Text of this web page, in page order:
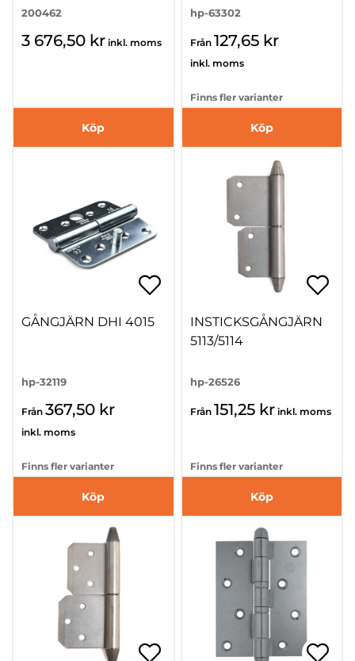
200462
3 676,50 kr inkl. moms
Köp
hp-63302
Från 127,65 kr
inkl. moms
Finns fler varianter
Köp
GÅNGJÄRN DHI 4015
hp-32119
Från 367,50 kr
inkl. moms
Finns fler varianter
Köp
INSTICKSGÅNGJÄRN
5113/5114
hp-26526
Från 151,25 kr inkl. moms
Finns fler varianter
Köp